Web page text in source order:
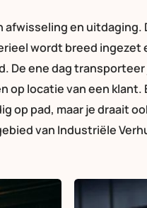
afwisseling en
wordt breed ingezet
ene dag
locatie van een
op pad, maar je draait
van Industriële